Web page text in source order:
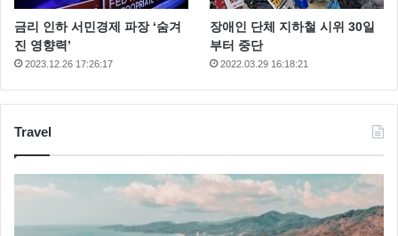
금리 인하 서민경제 파장 ‘숨겨
진 영향력’
2023.12.26 17:26:17
장애인 단체 지하철 시위 30일
부터 중단
2022.03.29 16:18:21
Travel